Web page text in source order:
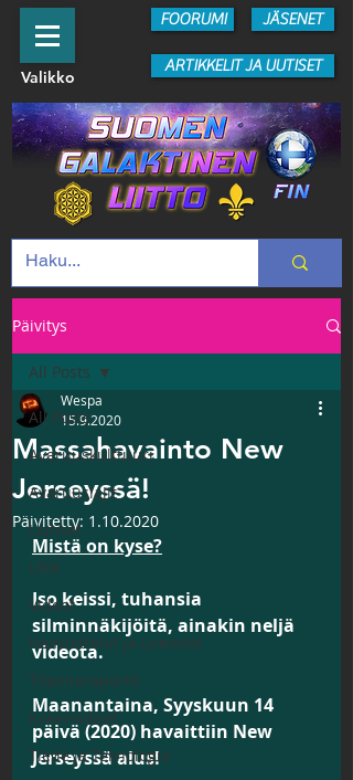
JÄSENET
FOORUMI
Valikko
ARTIKKELIT JA UUTISET
Päivitys
All Posts
Avaruuskulttuuri
Avaruuslajit
Uutiset
Ufot
Videot
Haastattelut ja Luennot
Tilanneraportti
Kokemukset
Tiede ja Teknologia
All Posts
Massahavainto New
Jerseyssä!
Wespa
15.9.2020
Päivitetty: 1.10.2020
Mistä on kyse?
Iso keissi, tuhansia
silminnäkijöitä, ainakin neljä
videota.
Maanantaina, Syyskuun 14
päivä (2020) havaittiin New
Jerseyssä alus!